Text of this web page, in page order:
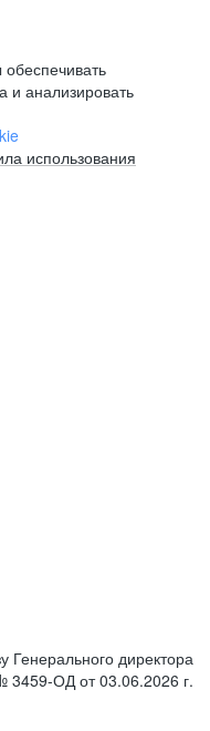
и анализировать
использования
Генерального директора
ОД от 03.06.2026 г.